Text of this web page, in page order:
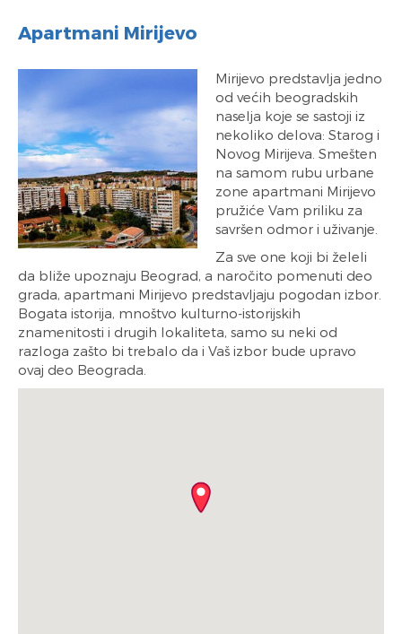
Apartmani Mirijevo
Mirijevo predstavlja jedno
od većih beogradskih
naselja koje se sastoji iz
nekoliko delova: Starog i
Novog Mirijeva. Smešten
na samom rubu urbane
zone apartmani Mirijevo
pružiće Vam priliku za
savršen odmor i uživanje.
Za sve one koji bi želeli
da bliže upoznaju Beograd, a naročito pomenuti deo
grada, apartmani Mirijevo predstavljaju pogodan izbor.
Bogata istorija, mnoštvo kulturno-istorijskih
znamenitosti i drugih lokaliteta, samo su neki od
razloga zašto bi trebalo da i Vaš izbor bude upravo
ovaj deo Beograda.